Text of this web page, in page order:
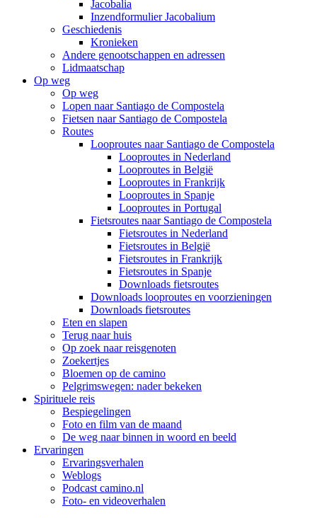
Jacobalia
Inzendformulier Jacobalium
Geschiedenis
Kronieken
Andere genootschappen en adressen
Lidmaatschap
Op weg
Op weg
Lopen naar Santiago de Compostela
Fietsen naar Santiago de Compostela
Routes
Looproutes naar Santiago de Compostela
Looproutes in Nederland
Looproutes in België
Looproutes in Frankrijk
Looproutes in Spanje
Looproutes in Portugal
Fietsroutes naar Santiago de Compostela
Fietsroutes in Nederland
Fietsroutes in België
Fietsroutes in Frankrijk
Fietsroutes in Spanje
Downloads fietsroutes
Downloads looproutes en voorzieningen
Downloads fietsroutes
Eten en slapen
Terug naar huis
Op zoek naar reisgenoten
Zoekertjes
Bloemen op de camino
Pelgrimswegen: nader bekeken
Spirituele reis
Bespiegelingen
Foto en film van de maand
De weg naar binnen in woord en beeld
Ervaringen
Ervaringsverhalen
Weblogs
Podcast camino.nl
Foto- en videoverhalen